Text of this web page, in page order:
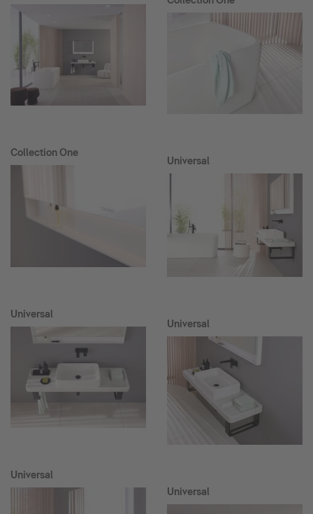
Collection One
Universal
Universal
Universal
Universal
Universal